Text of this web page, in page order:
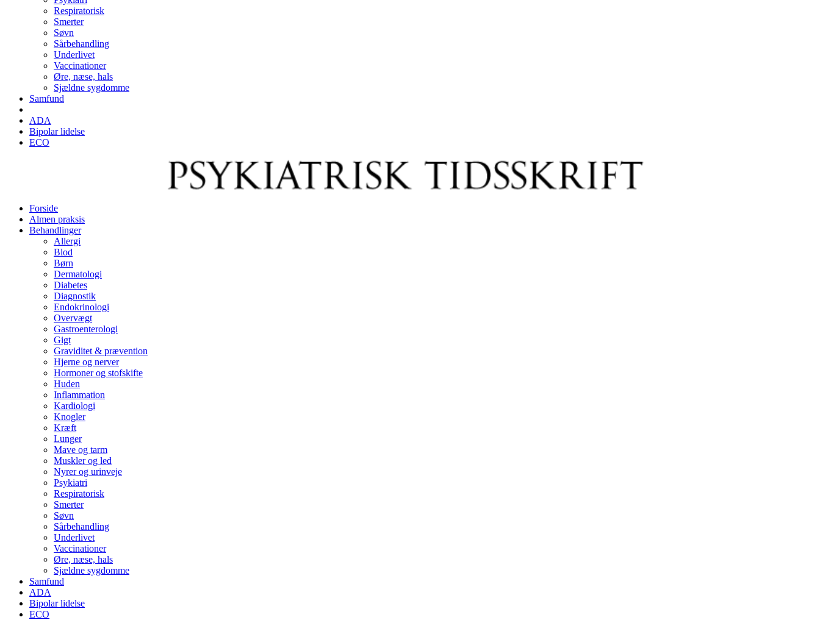
Respiratorisk
Smerter
Søvn
Sårbehandling
Underlivet
Vaccinationer
Øre, næse, hals
Sjældne sygdomme
Samfund
ADA
Bipolar lidelse
ECO
Forside
Almen praksis
Behandlinger
Allergi
Blod
Børn
Dermatologi
Diabetes
Diagnostik
Endokrinologi
Overvægt
Gastroenterologi
Gigt
Graviditet & prævention
Hjerne og nerver
Hormoner og stofskifte
Huden
Inflammation
Kardiologi
Knogler
Kræft
Lunger
Mave og tarm
Muskler og led
Nyrer og urinveje
Psykiatri
Respiratorisk
Smerter
Søvn
Sårbehandling
Underlivet
Vaccinationer
Øre, næse, hals
Sjældne sygdomme
Samfund
ADA
Bipolar lidelse
ECO